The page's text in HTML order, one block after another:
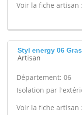
Voir la fiche artisan :
Styl energy 06
Artisan
Département: 06
Isolation par
Voir la fiche artisan :